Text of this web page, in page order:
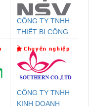
CÔNG TY TNHH
THIẾT BỊ CÔNG
SETSUBI VIỆT
NAM
CÔNG TY TNHH
KINH DOANH